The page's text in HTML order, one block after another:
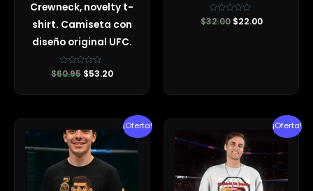
Crewneck, novelty t-
shirt. Camiseta con
diseño original UFC.
Valorado
con
de
$60.95 $53.20
Valorado
con
$32.00 $22.00
¡Oferta!
precio
original
era:
$60.95.
precio
$57.78.
¡Oferta!
precio
original
era:
$60.05.
precio
es:
$56.84.